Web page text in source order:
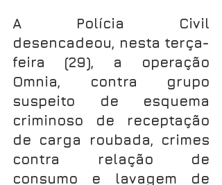
A Polícia Civil
desencadeou, nesta terça-
feira (29), a operação
Omnia, contra grupo
suspeito de esquema
criminoso de receptação
de carga roubada, crimes
contra relação de
consumo e lavagem de